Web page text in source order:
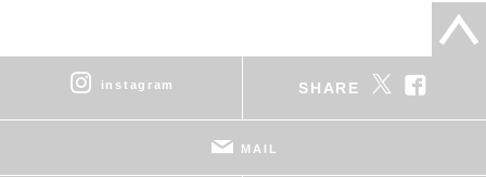
instagram SHARE
MAIL